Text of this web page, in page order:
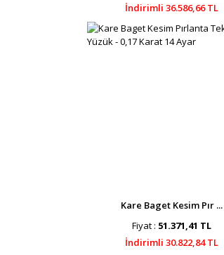
İndirimli 36.586,66 TL
Kare Baget Kesim Pır ...
Fiyat : 51.371,41 TL
İndirimli 30.822,84 TL